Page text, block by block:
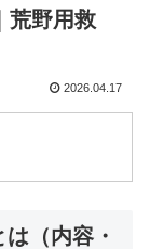
荒野用救
2026.04.17
（内容・